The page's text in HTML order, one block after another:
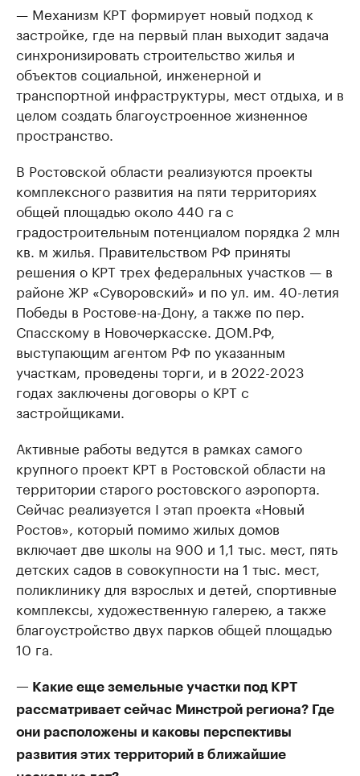
— Механизм КРТ формирует новый подход к
застройке, где на первый план выходит задача
синхронизировать строительство жилья и
объектов социальной, инженерной и
транспортной инфраструктуры, мест отдыха, и в
целом создать благоустроенное жизненное
пространство.
В Ростовской области реализуются проекты
комплексного развития на пяти территориях
общей площадью около 440 га с
градостроительным потенциалом порядка 2 млн
кв. м жилья. Правительством РФ приняты
решения о КРТ трех федеральных участков — в
районе ЖР «Суворовский» и по ул. им. 40-летия
Победы в Ростове-на-Дону, а также по пер.
Спасскому в Новочеркасске. ДОМ.РФ,
выступающим агентом РФ по указанным
участкам, проведены торги, и в 2022-2023
годах заключены договоры о КРТ с
застройщиками.
Активные работы ведутся в рамках самого
крупного проект КРТ в Ростовской области на
территории старого ростовского аэропорта.
Сейчас реализуется I этап проекта «Новый
Ростов», который помимо жилых домов
включает две школы на 900 и 1,1 тыс. мест, пять
детских садов в совокупности на 1 тыс. мест,
поликлинику для взрослых и детей, спортивные
комплексы, художественную галерею, а также
благоустройство двух парков общей площадью
10 га.
— Какие еще земельные участки под КРТ
рассматривает сейчас Минстрой региона? Где
они расположены и каковы перспективы
развития этих территорий в ближайшие